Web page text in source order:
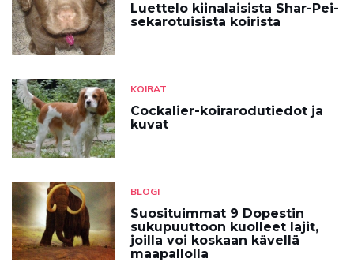
Luettelo kiinalaisista Shar-Pei-
sekarotuisista koirista
KOIRAT
Cockalier-koirarodutiedot ja
kuvat
BLOGI
Suosituimmat 9 Dopestin
sukupuuttoon kuolleet lajit,
joilla voi koskaan kävellä
maapallolla